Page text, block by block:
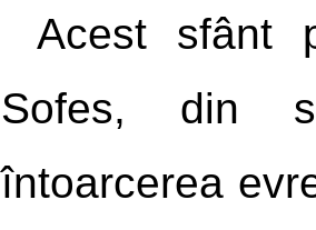
Acest sfânt
Sofes, din
întoarcerea